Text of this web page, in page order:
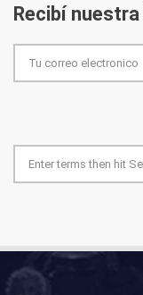
Recibí
Formulario